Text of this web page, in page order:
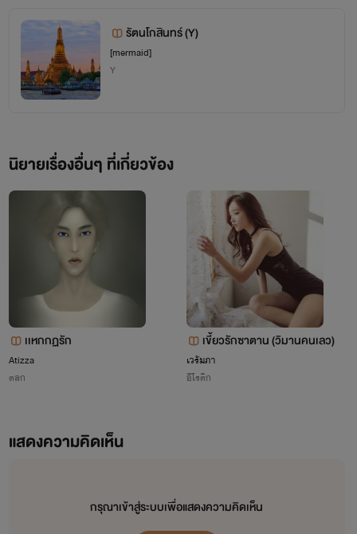
รัตนโกสินทร์ (Y)
[mermaid]
Y
นิยายเรื่องอื่นๆ ที่เกี่ยวข้อง
เเหกกฏรัก
Atizza
ตลก
เขี้ยวรักซาตาน (วิมานคนเลว)
เวรัมภา
อีโรติก
แสดงความคิดเห็น
กรุณาเข้าสู่ระบบเพื่อแสดงความคิดเห็น